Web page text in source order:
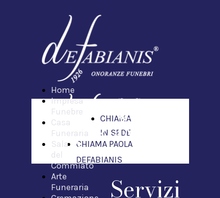
CHIAMA
IN SEDE
CHIAMA PAOLA
DEFABIANIS
Servizi
Home
Impresa
Funebre
Casa
Funeraria
Sala
del
Commiato
Arte
Funeraria